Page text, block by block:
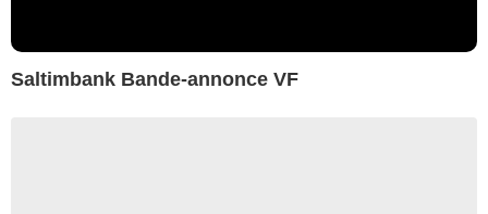
Saltimbank Bande-annonce VF